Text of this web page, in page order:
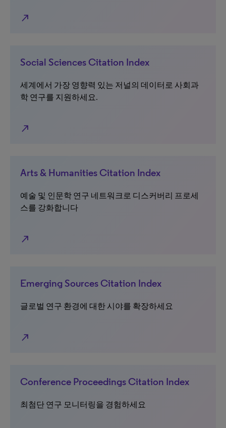
north_east
Social Sciences Citation Index
세계에서 가장 영향력 있는 저널의 데이터로 사회과
학 연구를 지원하세요.
north_east
Arts & Humanities Citation Index
예술 및 인문학 연구 네트워크로 디스커버리 프로세
스를 강화합니다
north_east
Emerging Sources Citation Index
글로벌 연구 환경에 대한 시야를 확장하세요
north_east
Conference Proceedings Citation Index
최첨단 연구 모니터링을 경험하세요